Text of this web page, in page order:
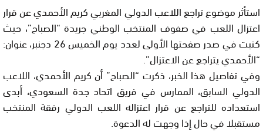
استأثر موضوع تراجع اللاعب الدولي المغربي كريم الأحمدي عن قرار
اعتزال اللعب في صفوف المنتخب الوطني جريدة “الصباح”، حيث
كتبت في صدر صفحتها الأولى لعدد يوم الخميس 26 دجنبر، عنوان:
“الأحمدي يتراجع عن الاعتزال”.
وفي تفاصيل هذا الخبر، ذكرت “الصباح” أن كريم الأحمدي، اللاعب
الدولي السابق، الممارس في فريق اتحاد جدة السعودي، أبدى
استعداده للتراجع عن قرار اعتزاله اللعب الدولي رفقة المنتخب
مستقبلا في حال إذا وجهت له الدعوة.